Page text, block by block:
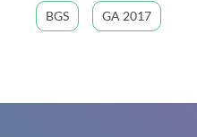
BGS GA 2017